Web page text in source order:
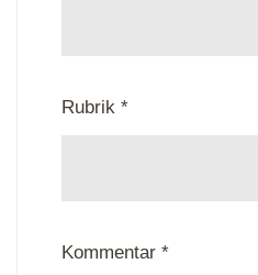
Rubrik *
Kommentar *